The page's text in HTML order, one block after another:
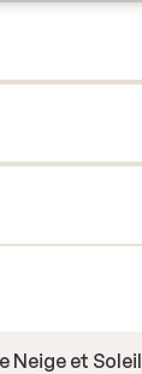
Neige et Soleil